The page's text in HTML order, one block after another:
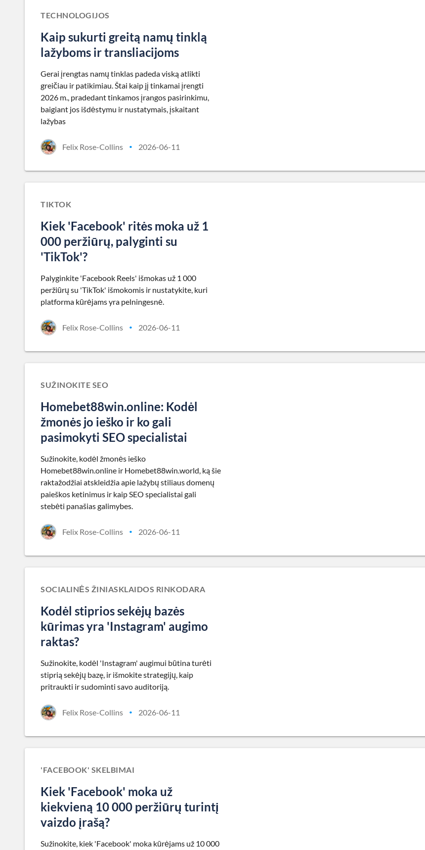
TECHNOLOGIJOS
Kaip sukurti greitą namų tinklą
lažyboms ir transliacijoms
Gerai įrengtas namų tinklas padeda viską atlikti
greičiau ir patikimiau. Štai kaip jį tinkamai įrengti
2026 m., pradedant tinkamos įrangos pasirinkimu,
baigiant jos išdėstymu ir nustatymais, įskaitant
lažybas
Felix Rose-Collins • 2026-06-11
TIKTOK
Kiek 'Facebook' ritės moka už 1
000 peržiūrų, palyginti su
'TikTok'?
Palyginkite 'Facebook Reels' išmokas už 1 000
peržiūrų su 'TikTok' išmokomis ir nustatykite, kuri
platforma kūrėjams yra pelningesnė.
Felix Rose-Collins • 2026-06-11
SUŽINOKITE SEO
Homebet88win.online: Kodėl
žmonės jo ieško ir ko gali
pasimokyti SEO specialistai
Sužinokite, kodėl žmonės ieško
Homebet88win.online ir Homebet88win.world, ką šie
raktažodžiai atskleidžia apie lažybų stiliaus domenų
paieškos ketinimus ir kaip SEO specialistai gali
stebėti panašias galimybes.
Felix Rose-Collins • 2026-06-11
SOCIALINĖS ŽINIASKLAIDOS RINKODARA
Kodėl stiprios sekėjų bazės
kūrimas yra 'Instagram' augimo
raktas?
Sužinokite, kodėl 'Instagram' augimui būtina turėti
stiprią sekėjų bazę, ir išmokite strategijų, kaip
pritraukti ir sudominti savo auditoriją.
Felix Rose-Collins • 2026-06-11
'FACEBOOK' SKELBIMAI
Kiek 'Facebook' moka už
kiekvieną 10 000 peržiūrų turintį
vaizdo įrašą?
Sužinokite, kiek 'Facebook' moka kūrėjams už 10 000